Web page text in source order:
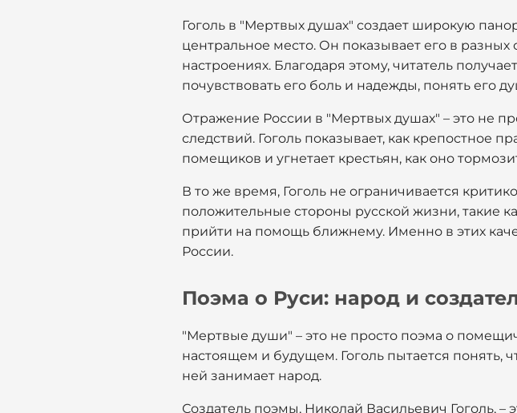
Гоголь в "Мертвых душах" создает широкую
центральное место. Он показывает его в
настроениях. Благодаря этому, читатель
почувствовать его боль и надежды, понять его
Отражение России в "Мертвых душах" – это не
следствий. Гоголь показывает, как крепостное
помещиков и угнетает крестьян, как оно
В то же время, Гоголь не ограничивается
положительные стороны русской жизни, такие
прийти на помощь ближнему. Именно в этих
России.
Поэма о Руси: народ и
"Мертвые души" – это не просто поэма о
настоящем и будущем. Гоголь пытается понять,
ней занимает народ.
Создатель поэмы, Николай Васильевич Гоголь, –